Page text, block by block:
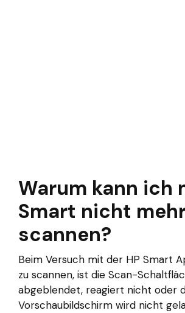
Warum kann ich
Smart nicht
scannen?
Beim Versuch mit der HP Smart
zu scannen, ist die Scan-
abgeblendet, reagiert nicht oder
Vorschaubildschirm wird nicht